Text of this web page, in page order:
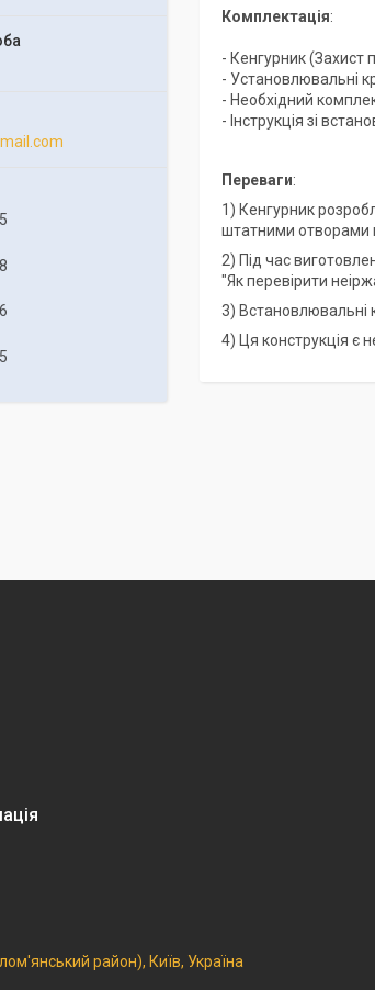
Комплектація:
- Кенгурник (Захист
- Установлювальні
- Необхідний
- Інструкція зі
Переваги:
1) Кенгурник
штатними отворами
2) Під час
"Як перевірити
3) Встановлювальні
4) Ця конструкція є
район), Київ, Україна